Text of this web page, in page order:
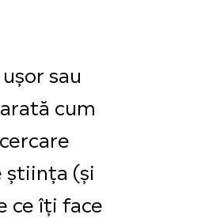
sau
cum
știința (și
ce îți face